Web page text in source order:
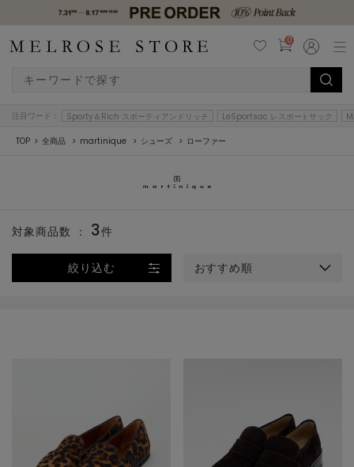
0
注目ワード： Sporty＆Rich スポーティアンドリッチ LeSportsac レスポートサック
TOP 全商品 martinique シューズ ローファー
絞り込む おすすめ順
対象商品数 ： 3件